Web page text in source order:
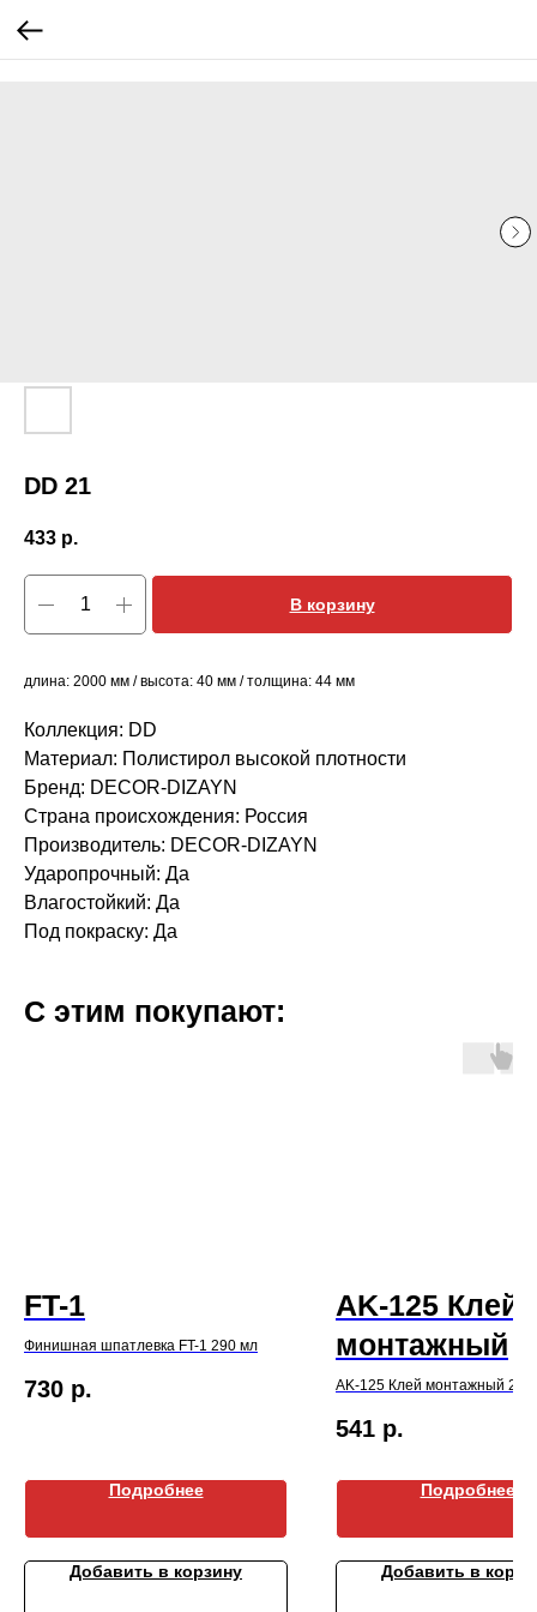
DD 21
433 р.
В корзину
длина: 2000 мм / высота: 40 мм / толщина: 44 мм
Коллекция: DD
Материал: Полистирол высокой плотности
Бренд: DECOR-DIZAYN
Страна происхождения: Россия
Производитель: DECOR-DIZAYN
Ударопрочный: Да
Влагостойкий: Да
Под покраску: Да
С этим покупают:
FT-1
Финишная шпатлевка FT-1 290 мл
730 р.
Подробнее
Добавить в корзину
AK-125 Клей
монтажный
AK-125 Клей монтажный 290
541 р.
Подробнее
Добавить в